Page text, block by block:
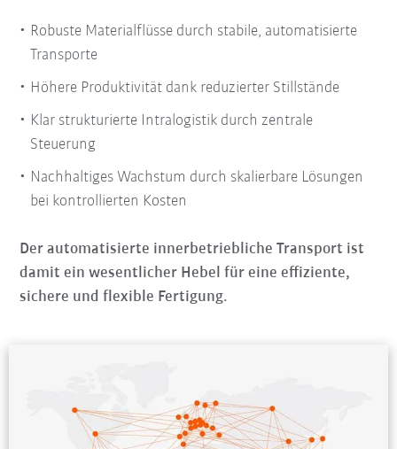
Robuste Materialflüsse durch stabile, automatisierte
Transporte
Höhere Produktivität dank reduzierter Stillstände
Klar strukturierte Intralogistik durch zentrale
Steuerung
Nachhaltiges Wachstum durch skalierbare Lösungen
bei kontrollierten Kosten
Der automatisierte innerbetriebliche Transport ist
damit ein wesentlicher Hebel für eine effiziente,
sichere und flexible Fertigung.